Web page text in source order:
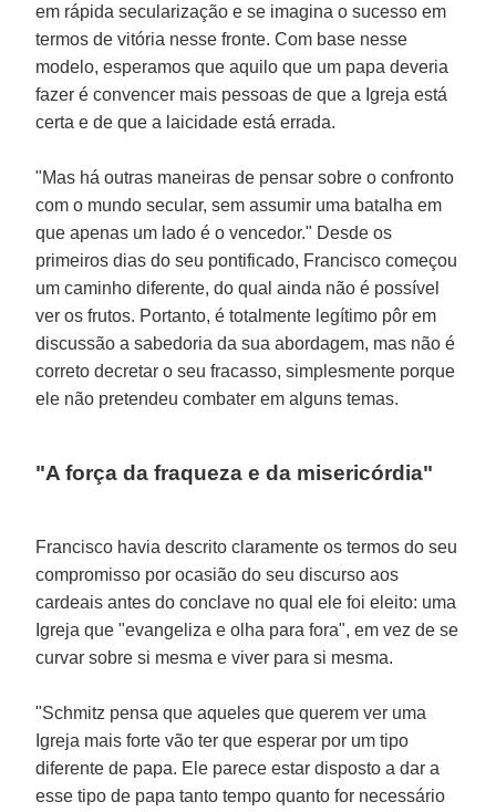
em rápida secularização e se imagina o sucesso em
termos de vitória nesse fronte. Com base nesse
modelo, esperamos que aquilo que um papa deveria
fazer é convencer mais pessoas de que a Igreja está
certa e de que a laicidade está errada.
"Mas há outras maneiras de pensar sobre o confronto
com o mundo secular, sem assumir uma batalha em
que apenas um lado é o vencedor." Desde os
primeiros dias do seu pontificado, Francisco começou
um caminho diferente, do qual ainda não é possível
ver os frutos. Portanto, é totalmente legítimo pôr em
discussão a sabedoria da sua abordagem, mas não é
correto decretar o seu fracasso, simplesmente porque
ele não pretendeu combater em alguns temas.
"A força da fraqueza e da misericórdia"
Francisco havia descrito claramente os termos do seu
compromisso por ocasião do seu discurso aos
cardeais antes do conclave no qual ele foi eleito: uma
Igreja que "evangeliza e olha para fora", em vez de se
curvar sobre si mesma e viver para si mesma.
"Schmitz pensa que aqueles que querem ver uma
Igreja mais forte vão ter que esperar por um tipo
diferente de papa. Ele parece estar disposto a dar a
esse tipo de papa tanto tempo quanto for necessário